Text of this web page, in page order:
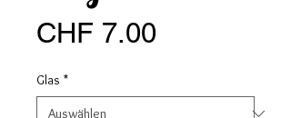
CHF 7.00
Glas *